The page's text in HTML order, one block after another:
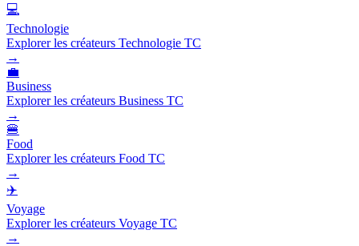
💻
Technologie
Explorer les créateurs Technologie TC
→
💼
Business
Explorer les créateurs Business TC
→
🍔
Food
Explorer les créateurs Food TC
→
✈️
Voyage
Explorer les créateurs Voyage TC
→